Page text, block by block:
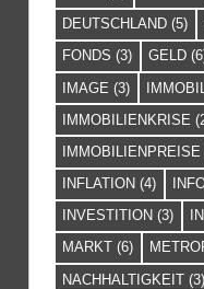
DEUTSCHLAND (5)
FONDS (3) GELD
IMAGE (3)
IMMOBILIENKRISE
IMMOBILIENPREISE
INFLATION (4)
INVESTITION (3)
MARKT (6)
NACHHALTIGKEIT (3)